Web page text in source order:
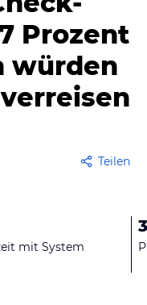
Prozent
würden
Teilen
mit System
3